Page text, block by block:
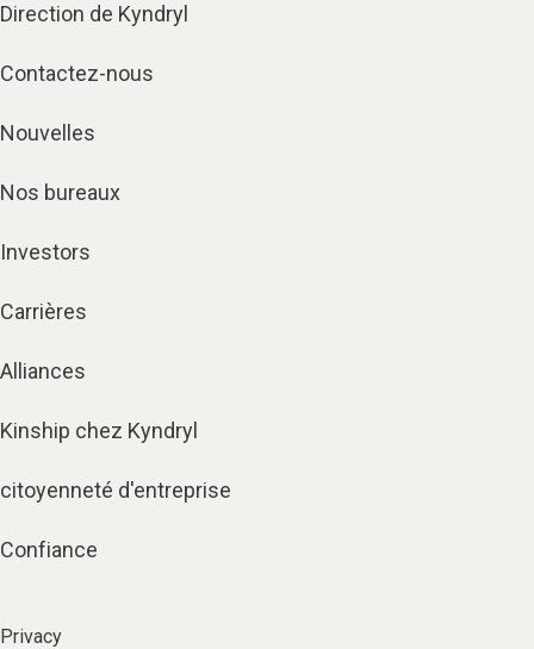
Direction de Kyndryl
Contactez-nous
Nouvelles
Nos bureaux
Investors
Carrières
Alliances
Kinship chez Kyndryl
citoyenneté d'entreprise
Confiance
Privacy